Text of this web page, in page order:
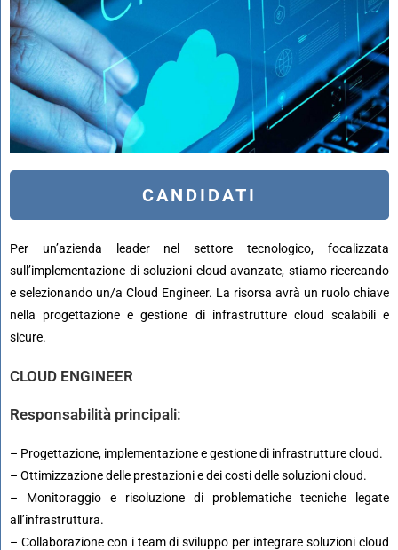
CANDIDATI
Per un’azienda leader nel settore tecnologico, focalizzata
sull’implementazione di soluzioni cloud avanzate, stiamo ricercando
e selezionando un/a Cloud Engineer. La risorsa avrà un ruolo chiave
nella progettazione e gestione di infrastrutture cloud scalabili e
sicure.
CLOUD ENGINEER
Responsabilità principali:
– Progettazione, implementazione e gestione di infrastrutture cloud.
– Ottimizzazione delle prestazioni e dei costi delle soluzioni cloud.
– Monitoraggio e risoluzione di problematiche tecniche legate
all’infrastruttura.
– Collaborazione con i team di sviluppo per integrare soluzioni cloud